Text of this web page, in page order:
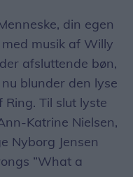
din egen
musik af Willy
afsluttende bøn,
blunder den lyse
Til slut lyste
Katrine Nielsen,
Nyborg Jensen
”What a